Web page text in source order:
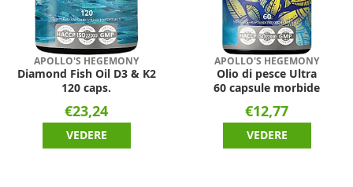
APOLLO'S HEGEMONY
Diamond Fish Oil D3 & K2
120 caps.
€23,24
VEDERE
APOLLO'S HEGEMONY
Olio di pesce Ultra
60 capsule morbide
€12,77
VEDERE